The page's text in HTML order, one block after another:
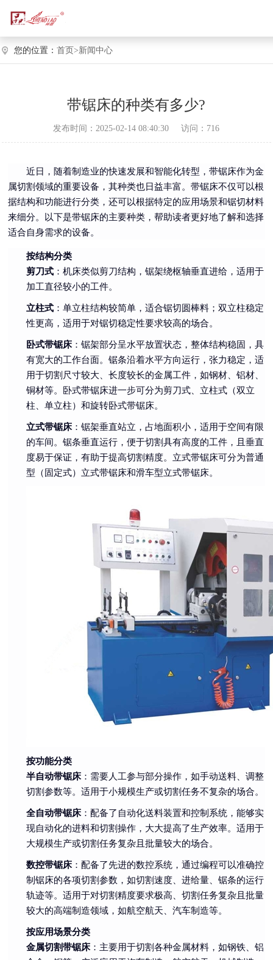
您的位置：首页>新闻中心
带锯床的种类有多少?
发布时间：2025-02-14 08:40:30 访问：716
近日，随着制造业的快速发展和智能化转型，带锯床作为金
属切割领域的重要设备，其种类也日益丰富。带锯床不仅可以根
据结构和功能进行分类，还可以根据特定的应用场景和锯切材料
来细分。以下是带锯床的主要种类，帮助读者更好地了解和选择
适合自身需求的设备。
按结构分类
剪刀式 ：机床类似剪刀结构，锯架绕枢轴垂直进给，适用于
加工直径较小的工件。
立柱式 ：单立柱结构较简单，适合锯切圆棒料；双立柱稳定
性更高，适用于对锯切稳定性要求较高的场合。
卧式带锯床：锯架部分呈水平放置状态，整体结构稳固，具
有宽大的工作台面。锯条沿着水平方向运行，张力稳定，适
用于切割尺寸较大、长度较长的金属工件，如钢材、铝材、
铜材等。卧式带锯床进一步可分为剪刀式、立柱式（双立
柱、单立柱）和旋转卧式带锯床。
立式带锯床：锯架垂直站立，占地面积小，适用于空间有限
的车间。锯条垂直运行，便于切割具有高度的工件，且垂直
度易于保证，有助于提高切割精度。立式带锯床可分为普通
型（固定式）立式带锯床和滑车型立式带锯床。
按功能分类
半自动带锯床：需要人工参与部分操作，如手动送料、调整
切割参数等。适用于小规模生产或切割任务不复杂的场合。
全自动带锯床：配备了自动化送料装置和控制系统，能够实
现自动化的进料和切割操作，大大提高了生产效率。适用于
大规模生产或切割任务复杂且批量较大的场合。
数控带锯床：配备了先进的数控系统，通过编程可以准确控
制锯床的各项切割参数，如切割速度、进给量、锯条的运行
轨迹等。适用于对切割精度要求极高、切割任务复杂且批量
较大的高端制造领域，如航空航天、汽车制造等。
按应用场景分类
金属切割带锯床：主要用于切割各种金属材料，如钢铁、铝